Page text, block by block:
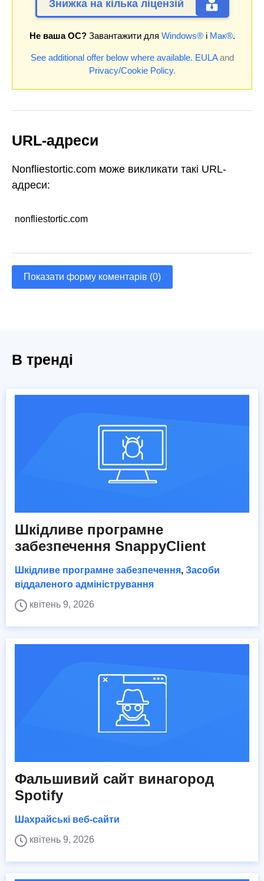
Знижка на кілька ліцензій
Не ваша ОС?Завантажити для Windows®і Мак®.
See additional offer below where available. EULAand
Privacy/Cookie Policy.
URL-адреси
Nonfliestortic.com може викликати такі URL-
адреси:
nonfliestortic.com
Показати форму коментарів (0)
В тренді
Шкідливе програмне
забезпечення SnappyClient
Шкідливе програмне забезпечення, Засоби
віддаленого адміністрування
квітень 9, 2026
Фальшивий сайт винагород
Spotify
Шахрайські веб-сайти
квітень 9, 2026